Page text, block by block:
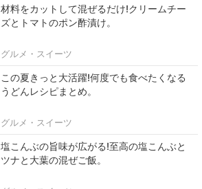
材料をカットして混ぜるだけ!クリームチー
ズとトマトのポン酢漬け。
グルメ・スイーツ
この夏きっと大活躍!何度でも食べたくなる
うどんレシピまとめ。
グルメ・スイーツ
塩こんぶの旨味が広がる!至高の塩こんぶと
ツナと大葉の混ぜご飯。